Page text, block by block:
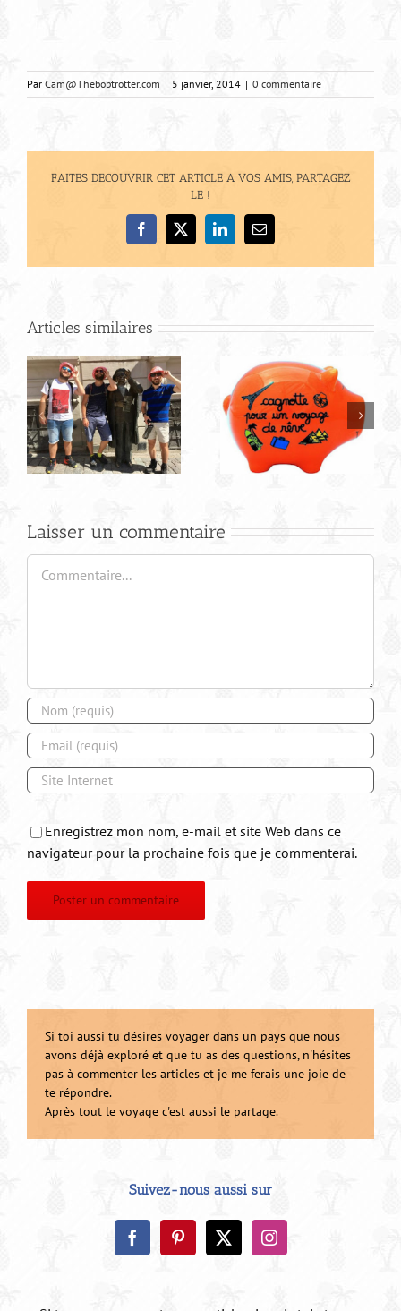
Par Cam@Thebobtrotter.com | 5 janvier, 2014 | 0 commentaire
FAITES DECOUVRIR CET ARTICLE A VOS AMIS, PARTAGEZ
LE !
Facebook
X LinkedInEmail
Articles similaires
Visite de
Stockholm sous le
soleil, jolies
couleurs et bord
de mer
Laisser un commentaire
Commentaire
Enregistrez mon nom, e-mail et site Web dans ce
navigateur pour la prochaine fois que je commenterai.
Si toi aussi tu désires voyager dans un pays que nous
avons déjà exploré et que tu as des questions, n'hésites
pas à commenter les articles et je me ferais une joie de
te répondre.
Après tout le voyage c'est aussi le partage.
Suivez-nous aussi sur